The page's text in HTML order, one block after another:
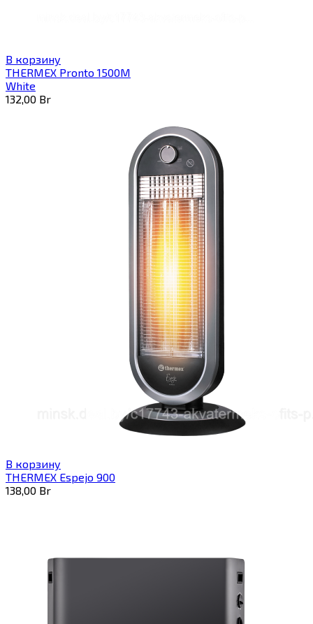
В корзину
THERMEX Pronto 1500M
White
132,00 Br
В корзину
THERMEX Espejo 900
138,00 Br